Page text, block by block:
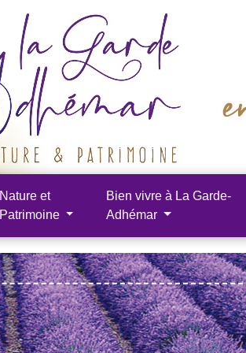
Nature et
Patrimoine
Bien vivre à La Garde-
Adhémar